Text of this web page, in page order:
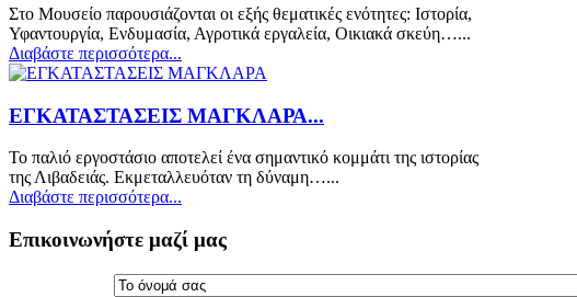
Στο Μουσείο παρουσιάζονται οι εξής θεματικές ενότητες: Ιστορία,
Υφαντουργία, Ενδυμασία, Αγροτικά εργαλεία, Οικιακά σκεύη…...
Διαβάστε περισσότερα...
ΕΓΚΑΤΑΣΤΑΣΕΙΣ ΜΑΓΚΛΑΡΑ...
Το παλιό εργοστάσιο αποτελεί ένα σημαντικό κομμάτι της ιστορίας
της Λιβαδειάς. Εκμεταλλευόταν τη δύναμη…...
Διαβάστε περισσότερα...
Επικοινωνήστε μαζί μας